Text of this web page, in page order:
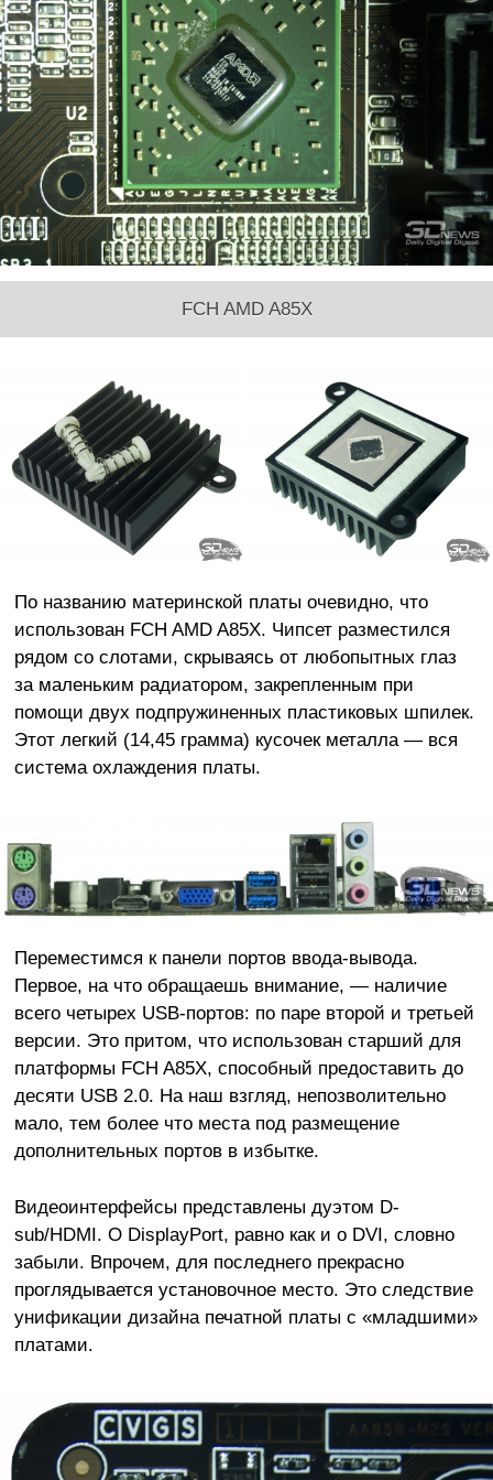
FCH AMD A85X
По названию материнской платы очевидно, что
использован FCH AMD A85X. Чипсет разместился
рядом со слотами, скрываясь от любопытных глаз
за маленьким радиатором, закрепленным при
помощи двух подпружиненных пластиковых шпилек.
Этот легкий (14,45 грамма) кусочек металла — вся
система охлаждения платы.
Переместимся к панели портов ввода-вывода.
Первое, на что обращаешь внимание, — наличие
всего четырех USB-портов: по паре второй и третьей
версии. Это притом, что использован старший для
платформы FCH A85X, способный предоставить до
десяти USB 2.0. На наш взгляд, непозволительно
мало, тем более что места под размещение
дополнительных портов в избытке.
Видеоинтерфейсы представлены дуэтом D-
sub/HDMI. О DisplayPort, равно как и о DVI, словно
забыли. Впрочем, для последнего прекрасно
проглядывается установочное место. Это следствие
унификации дизайна печатной платы с «младшими»
платами.